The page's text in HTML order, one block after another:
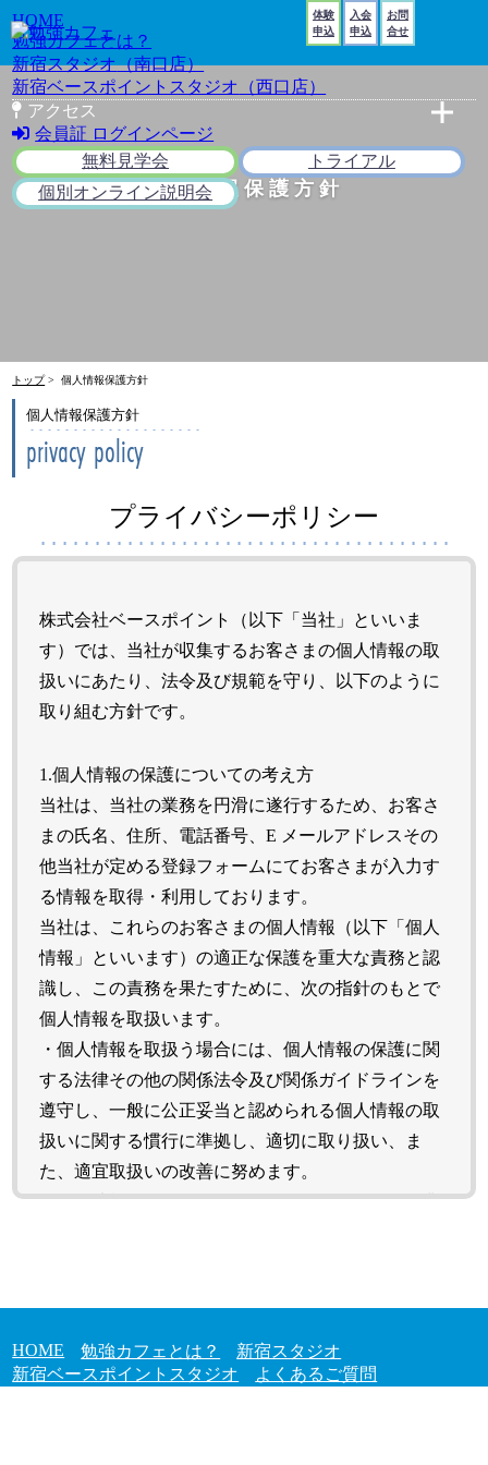
体験
申込
入会
申込
お問
合せ
HOME
勉強カフェとは？
新宿スタジオ（南口店）
新宿ベースポイントスタジオ
（西口店）
アクセス
新宿スタジオ（南口店）
新宿BPスタジオ（西口店）
会員証 ログインページ
無料見学会
トライアル
個別オンライン説明会個人情報保護方針
トップ> 個人情報保護方針
個人情報保護方針
privacy policy
プライバシーポリシー
株式会社ベースポイント（以下「当社」といいま
す）では、当社が収集するお客さまの個人情報の取
扱いにあたり、法令及び規範を守り、以下のように
取り組む方針です。
1.個人情報の保護についての考え方
当社は、当社の業務を円滑に遂行するため、お客さ
まの氏名、住所、電話番号、E メールアドレスその
他当社が定める登録フォームにてお客さまが入力す
る情報を取得・利用しております。
当社は、これらのお客さまの個人情報（以下「個人
情報」といいます）の適正な保護を重大な責務と認
識し、この責務を果たすために、次の指針のもとで
個人情報を取扱います。
・個人情報を取扱う場合には、個人情報の保護に関
する法律その他の関係法令及び関係ガイドラインを
遵守し、一般に公正妥当と認められる個人情報の取
扱いに関する慣行に準拠し、適切に取り扱い、ま
た、適宜取扱いの改善に努めます。
・個人情報の取扱いに関する規程を明確にし、従業
を取扱います。
・個人情報の取扱いの全部又は一部を利用目的の達
HOME 勉強カフェとは？
新宿スタジオ
新宿ベースポイントスタジオ
よくあるご質問